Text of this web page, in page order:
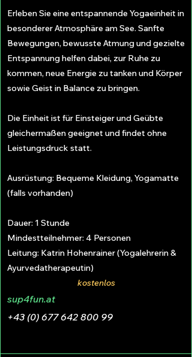
Erleben Sie eine entspannende Yogaeinheit in
besonderer Atmosphäre am See. Sanfte
Bewegungen, bewusste Atmung und gezielte
Entspannung helfen dabei, zur Ruhe zu
kommen, neue Energie zu tanken und Körper
sowie Geist in Balance zu bringen.
Die Einheit ist für Einsteiger und Geübte
gleichermaßen geeignet und findet ohne
Leistungsdruck statt.
Ausrüstung: Bequeme Kleidung, Yogamatte
(falls vorhanden)
Dauer: 1 Stunde
Mindestteilnehmer: 4 Personen
Leitung: Katrin Hohenrainer (Yogalehrerin &
Ayurvedatherapeutin)
kostenlos
sup4fun.at
+43 (0) 677 642 800 99